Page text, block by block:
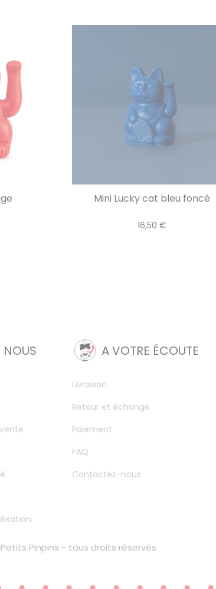
Mini Lucky cat bleu foncé
16,50 €
NOUS A VOTRE ÉCOUTE
Livraison
Retour et échange
Paiement
FAQ
Contactez-nous
Petits Pinpins - tous droits réservés